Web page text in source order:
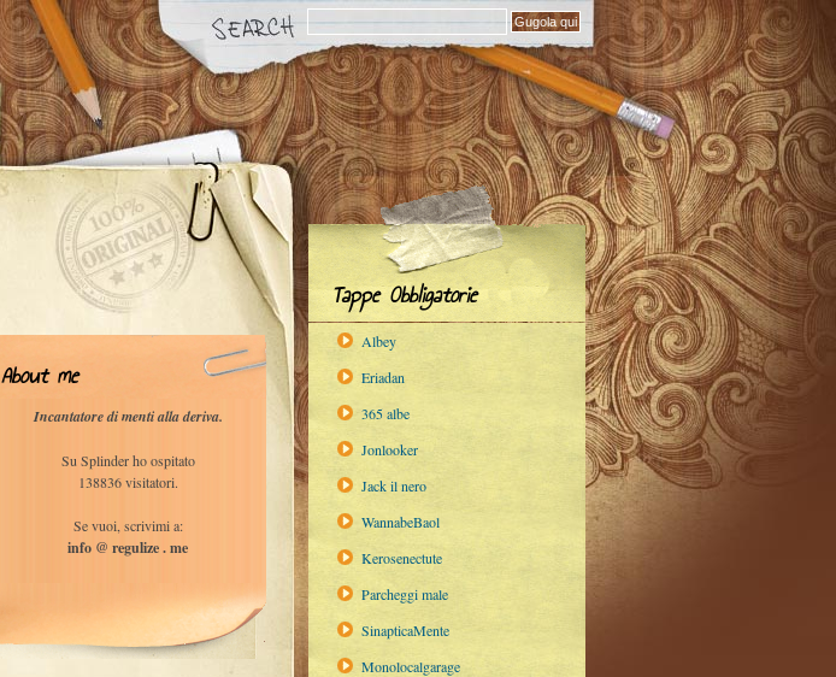
Tappe Obbligatorie
Albey
Eriadan
365 albe
Jonlooker
Jack il nero
WannabeBaol
Kerosenectute
Parcheggi male
SinapticaMente
Monolocalgarage
About me
Incantatore di menti alla deriva.
Su Splinder ho ospitato
138836 visitatori.
Se vuoi, scrivimi a:
info @ regulize . me